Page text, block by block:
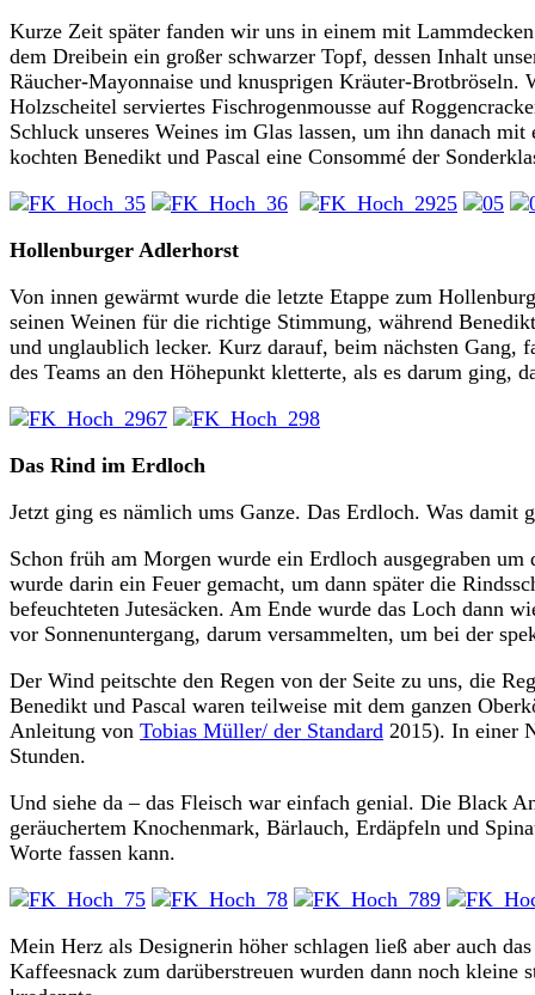
Kurze Zeit später fanden wir uns in einem mit
dem Dreibein ein großer schwarzer Topf, dessen Inhalt
Räucher-Mayonnaise und knusprigen Kräuter-Brotbröseln.
Holzscheitel serviertes Fischrogenmousse auf
Schluck unseres Weines im Glas lassen, um ihn danach
kochten Benedikt und Pascal eine Consommé der
Hollenburger Adlerhorst
Von innen gewärmt wurde die letzte Etappe zum
seinen Weinen für die richtige Stimmung, während
und unglaublich lecker. Kurz darauf, beim nächsten Gang,
des Teams an den Höhepunkt kletterte, als es darum ging,
Das Rind im Erdloch
Jetzt ging es nämlich ums Ganze. Das Erdloch. Was damit
Schon früh am Morgen wurde ein Erdloch ausgegraben
wurde darin ein Feuer gemacht, um dann später die
befeuchteten Jutesäcken. Am Ende wurde das Loch dann
vor Sonnenuntergang, darum versammelten, um bei der
Der Wind peitschte den Regen von der Seite zu uns, die
Benedikt und Pascal waren teilweise mit dem ganzen
Anleitung von Tobias Müller/ der Standard 2015). In einer
Stunden.
Und siehe da – das Fleisch war einfach genial. Die Black
geräuchertem Knochenmark, Bärlauch, Erdäpfeln und
Worte fassen kann.
Mein Herz als Designerin höher schlagen ließ aber auch
Kaffeesnack zum darüberstreuen wurden dann noch